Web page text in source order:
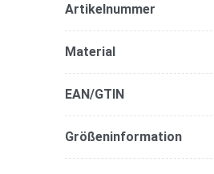
Artikelnummer
Material
EAN/GTIN
Größeninformation